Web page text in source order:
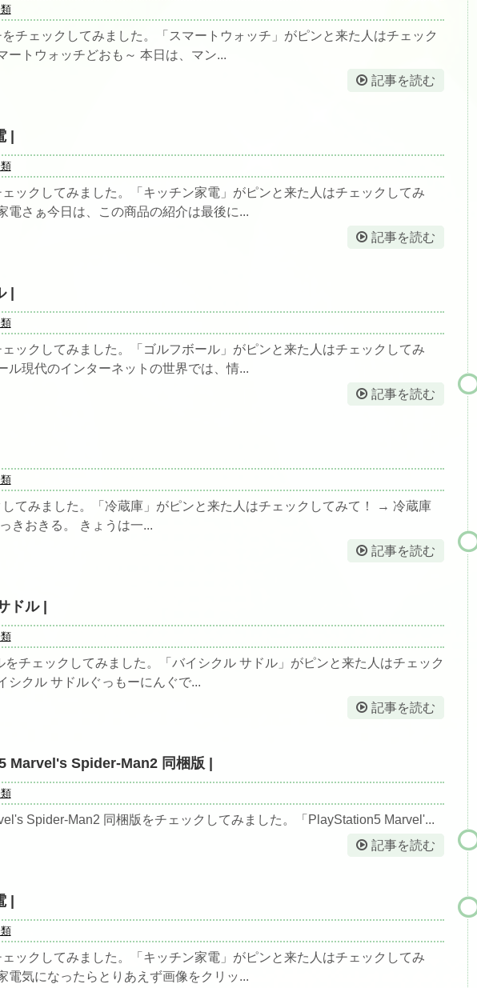
チェックしてみました。「スマートウォッチ」がピンと来た人はチェック
ートウォッチどおも～ 本日は、マン...
記事を読む
|
ックしてみました。「キッチン家電」がピンと来た人はチェックしてみ
電さぁ今日は、この商品の紹介は最後に...
記事を読む
|
ックしてみました。「ゴルフボール」がピンと来た人はチェックしてみ
ル現代のインターネットの世界では、情...
記事を読む
てみました。「冷蔵庫」がピンと来た人はチェックしてみて！ → 冷蔵庫
きおきる。 きょうは一...
記事を読む
ドル |
をチェックしてみました。「バイシクル サドル」がピンと来た人はチェック
シクル サドルぐっもーにんぐで...
記事を読む
Marvel's Spider-Man2 同梱版 |
Spider-Man2 同梱版をチェックしてみました。「PlayStation5 Marvel'...
記事を読む
|
ックしてみました。「キッチン家電」がピンと来た人はチェックしてみ
電気になったらとりあえず画像をクリッ...